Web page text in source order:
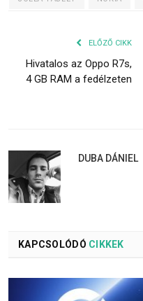
ELŐZŐ CIKK
Hivatalos az Oppo R7s,
4 GB RAM a fedélzeten
DUBA DÁNIEL
KAPCSOLÓDÓ CIKKEK